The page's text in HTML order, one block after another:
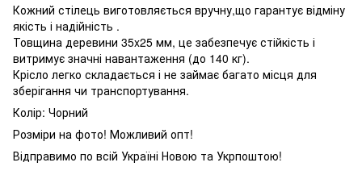
Кожний стілець виготовляється вручну,що гарантує відміну
якість і надійність .
Товщина деревини 35x25 мм, це забезпечує стійкість і
витримує значні навантаження (до 140 кг).
Крісло легко складається і не займає багато місця для
зберігання чи транспортування.
Колір: Чорний
Розміри на фото! Можливий опт!
Відправимо по всій Україні Новою та Укрпоштою!